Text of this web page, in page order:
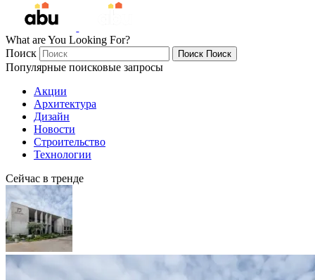
What are You Looking For?
Поиск
Поиск Поиск
Популярные поисковые запросы
Акции
Архитектура
Дизайн
Новости
Строительство
Технологии
Сейчас в тренде